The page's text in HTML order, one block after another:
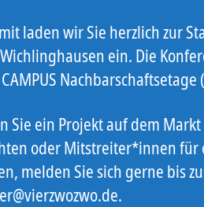
laden wir Sie herzlich zur
ein. Die
CAMPUS
Sie ein Projekt auf dem
oder Mitstreiter*innen für
melden Sie sich gerne bis